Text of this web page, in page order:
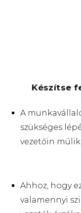
Készítse
A
szükséges
vezetőin múlik.
Ahhoz, hogy
valamennyi